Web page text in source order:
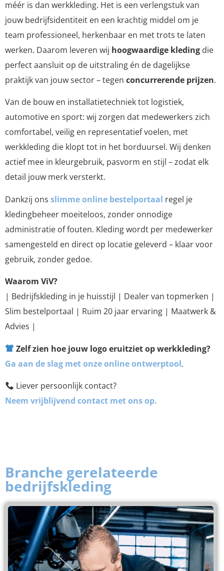
méér is dan werkkleding. Het is een verlengstuk van
jouw bedrijfsidentiteit en een krachtig middel om je
team professioneel, herkenbaar en met trots te laten
werken. Daarom leveren wij hoogwaardige kleding die
perfect aansluit op de uitstraling én de dagelijkse
praktijk van jouw sector – tegen concurrerende prijzen.
Van de bouw en installatietechniek tot logistiek,
automotive en sport: wij zorgen dat medewerkers zich
comfortabel, veilig en representatief voelen, met
werkkleding die klopt tot in het borduursel. Wij denken
actief mee in kleurgebruik, pasvorm en stijl – zodat elk
detail jouw merk versterkt.
Dankzij ons slimme online bestelportaal regel je
kledingbeheer moeiteloos, zonder onnodige
administratie of fouten. Kleding wordt per medewerker
samengesteld en direct op locatie geleverd – klaar voor
gebruik, zonder gedoe.
Waarom ViV?
| Bedrijfskleding in je huisstijl | Dealer van topmerken |
Slim bestelportaal | Ruim 20 jaar ervaring | Maatwerk &
Advies |
Zelf zien hoe jouw logo eruitziet op werkkleding?
Ga aan de slag met onzeonline ontwerptool.
Liever persoonlijk contact?
Neem vrijblijvend contact met onsop.
Branche gerelateerde
bedrijfskleding